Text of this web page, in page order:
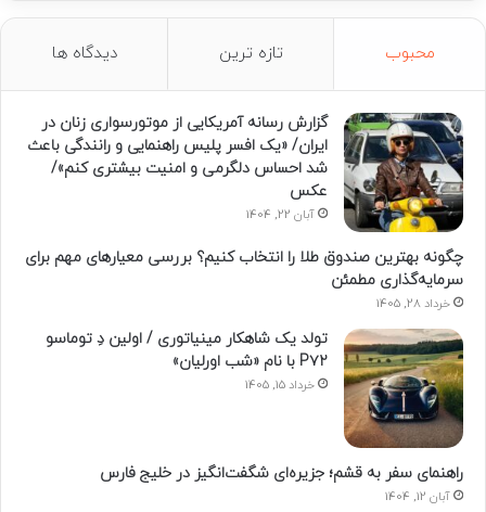
محبوب تازه ترین دیدگاه ها
گزارش رسانه آمریکایی از موتورسواری زنان در
ایران/ «یک افسر پلیس راهنمایی و رانندگی باعث
شد احساس دلگرمی و امنیت بیشتری کنم»/
عکس
آبان 22, 1404
چگونه بهترین صندوق طلا را انتخاب کنیم؟ بررسی معیارهای مهم برای
سرمایه‌گذاری مطمئن
خرداد 28, 1405
تولد یک شاهکار مینیاتوری / اولین دِ توماسو
P۷۲ با نام «شب اورلیان»
خرداد 15, 1405
راهنمای سفر به قشم؛ جزیره‌ای شگفت‌انگیز در خلیج فارس
آبان 12, 1404